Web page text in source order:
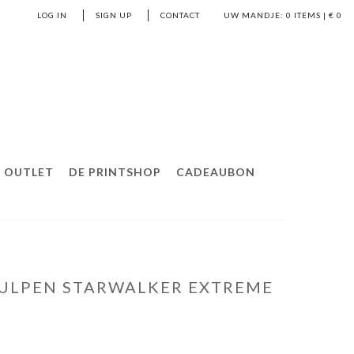
UW MANDJE: 0 ITEMS | € 0
LOG IN SIGN UP CONTACT
OUTLET DE PRINTSHOP CADEAUBON
STARWALKER EXTREME